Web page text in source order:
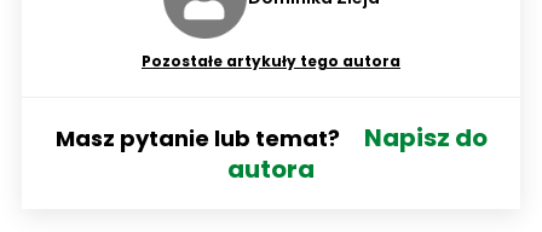
Pozostałe artykuły tego autora
Masz pytanie lub temat?
Napisz do
autora